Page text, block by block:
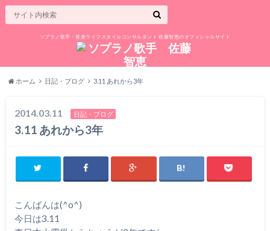
ソプラノ歌手・音楽ライフスタイルコンサルタント 佐藤智恵のオフィシャルサイト
ホーム 日記・ブログ 3.11 あれから3年
2014.03.11 日記・ブログ
3.11 あれから3年
こんばんは(^o^)
今日は3.11